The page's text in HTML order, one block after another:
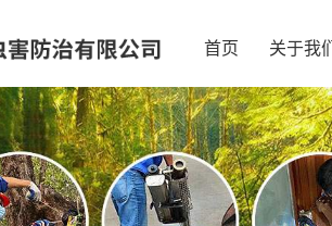
首页 关于我们